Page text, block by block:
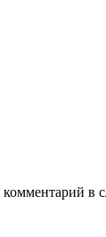
комментарий в